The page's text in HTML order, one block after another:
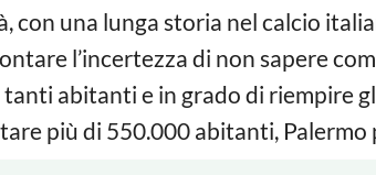
con una lunga storia nel calcio
l’incertezza di non sapere
tanti abitanti e in grado di riempire
più di 550.000 abitanti,